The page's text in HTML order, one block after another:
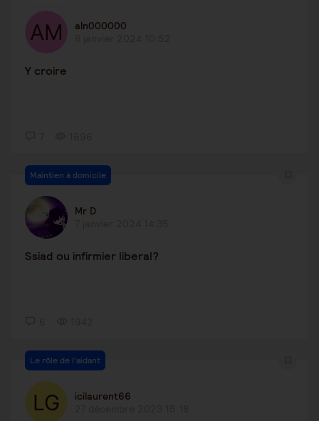
aln000000
Y croire
Maintien à domicile
Mr D
Ssiad ou infirmier liberal?
Le rôle de l'aidant
icilaurent66